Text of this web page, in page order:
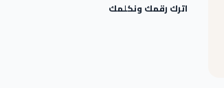
اترك رقمك ونكلمك